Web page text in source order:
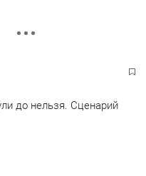
до нельзя. Сценарий